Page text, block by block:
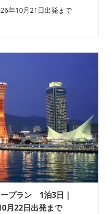
年10月21日出発まで
プラン 1泊3日｜
月22日出発まで